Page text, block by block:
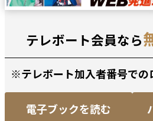
テレボート会員なら
※テレボート加入者番号での
電子ブックを読む